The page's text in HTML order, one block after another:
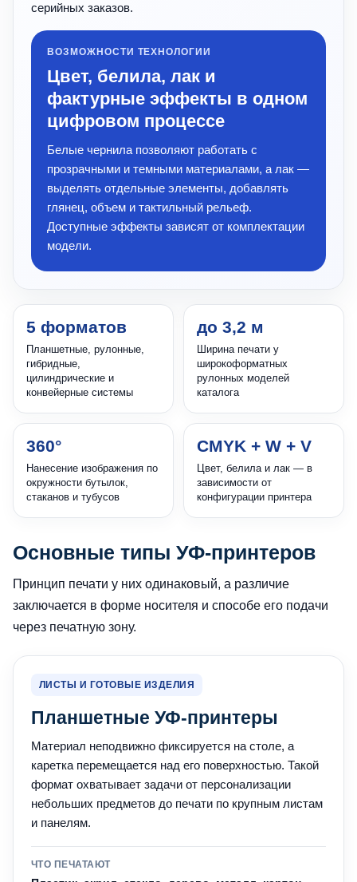
серийных заказов.
ВОЗМОЖНОСТИ ТЕХНОЛОГИИ
Цвет, белила, лак и
фактурные эффекты в одном
цифровом процессе
Белые чернила позволяют работать с
прозрачными и темными материалами, а лак —
выделять отдельные элементы, добавлять
глянец, объем и тактильный рельеф.
Доступные эффекты зависят от комплектации
модели.
5 форматов
Планшетные, рулонные,
гибридные,
цилиндрические и
конвейерные системы
до 3,2 м
Ширина печати у
широкоформатных
рулонных моделей
каталога
360°
Нанесение изображения по
окружности бутылок,
стаканов и тубусов
CMYK + W + V
Цвет, белила и лак — в
зависимости от
конфигурации принтера
Основные типы УФ-принтеров
Принцип печати у них одинаковый, а различие
заключается в форме носителя и способе его подачи
через печатную зону.
ЛИСТЫ И ГОТОВЫЕ ИЗДЕЛИЯ
Планшетные УФ-принтеры
Материал неподвижно фиксируется на столе, а
каретка перемещается над его поверхностью. Такой
формат охватывает задачи от персонализации
небольших предметов до печати по крупным листам
и панелям.
ЧТО ПЕЧАТАЮТ